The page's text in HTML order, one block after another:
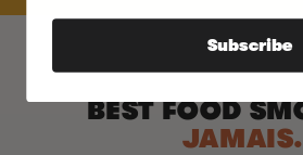
BEST FOOD
JAMAIS.
Subscribe